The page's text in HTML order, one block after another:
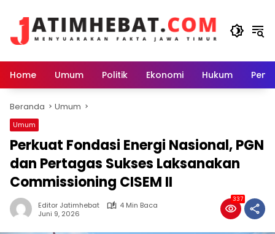
Home Umum Politik Ekonomi Hukum
Beranda Umum
Umum
Perkuat Fondasi Energi Nasional, PGN
dan Pertagas Sukses Laksanakan
Commissioning CISEM II
Editor Jatimhebat
4 Min Baca
Juni 9, 2026
337